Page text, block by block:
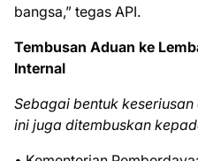
bangsa,” tegas API.
Tembusan Aduan ke
Internal
Sebagai bentuk
ini juga ditembuskan